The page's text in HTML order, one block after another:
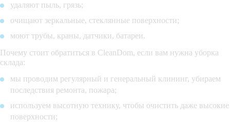
удаляют пыль, грязь;
очищают зеркальные, стеклянные поверхности;
моют трубы, краны, датчики, батареи.
Почему стоит обратиться в CleanDom, если вам нужна уборка
склада:
мы проводим регулярный и генеральный клининг, убираем
последствия ремонта, пожара;
используем высотную технику, чтобы очистить даже высокие
поверхности;